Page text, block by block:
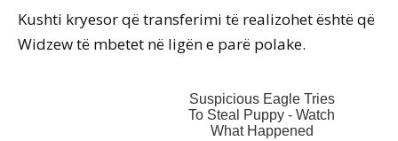
Kushti kryesor që transferimi të realizohet është që
Widzew të mbetet në ligën e parë polake.